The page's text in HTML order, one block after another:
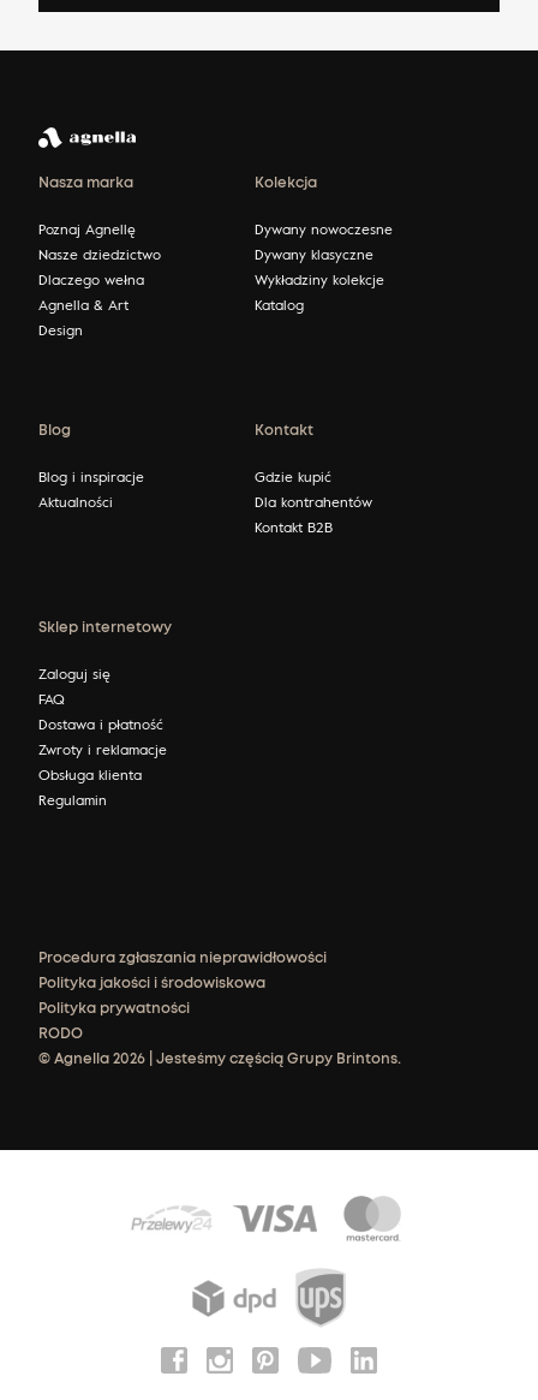
Nasza marka
Poznaj Agnellę
Nasze dziedzictwo
Dlaczego wełna
Agnella & Art
Design
Kolekcja
Dywany nowoczesne
Dywany klasyczne
Wykładziny kolekcje
Katalog
Blog
Blog i inspiracje
Aktualności
Kontakt
Gdzie kupić
Dla kontrahentów
Kontakt B2B
Sklep internetowy
Zaloguj się
FAQ
Dostawa i płatność
Zwroty i reklamacje
Obsługa klienta
Regulamin
Procedura zgłaszania nieprawidłowości
Polityka jakości i środowiskowa
Polityka prywatności
RODO
© Agnella 2026 | Jesteśmy częścią Grupy Brintons.